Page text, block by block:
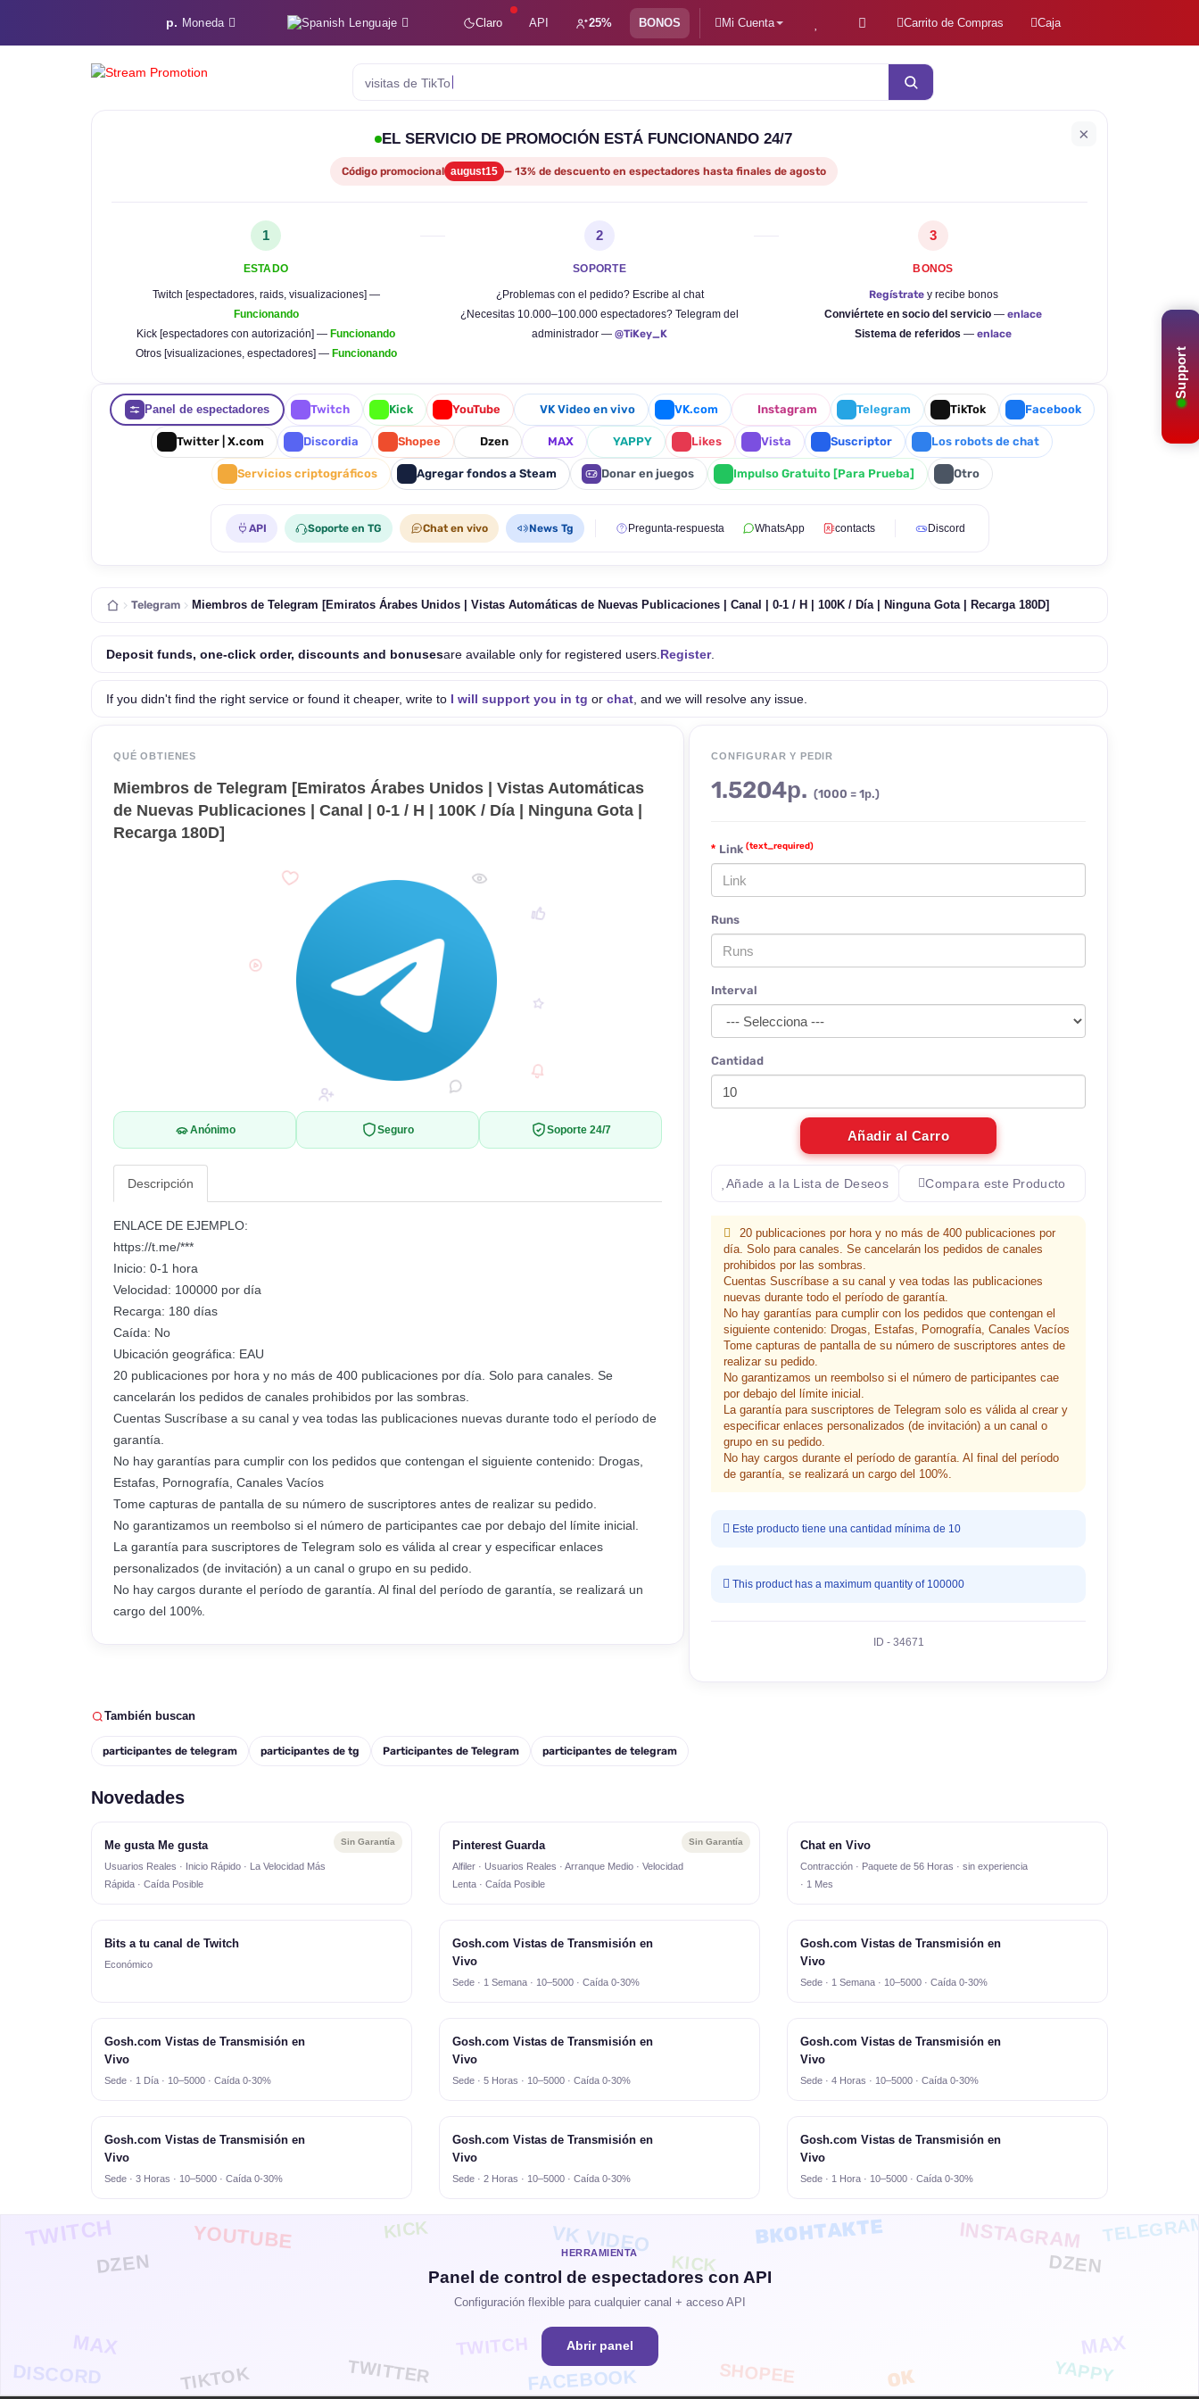
Support
р. Moneda Lenguaje Claro API 25% BONOS Mi Cuenta Carrito de Compras Caja
visitas de TikTok
×
EL SERVICIO DE PROMOCIÓN ESTÁ FUNCIONANDO 24/7
Código promocional august15 — 13% de descuento en espectadores hasta finales de agosto
1
ESTADO
Twitch [espectadores, raids, visualizaciones] —
Funcionando
Kick [espectadores con autorización] — Funcionando
Otros [visualizaciones, espectadores] — Funcionando
2
SOPORTE
¿Problemas con el pedido? Escribe al chat
¿Necesitas 10.000–100.000 espectadores? Telegram del
administrador — @TiKey_K
3
BONOS
Regístratey recibe bonos
Conviértete en socio del servicio — enlace
Sistema de referidos — enlace
Panel de espectadores Twitch Kick YouTube VK Video en vivo VK.com Instagram Telegram TikTok Facebook
Twitter | X.com Discordia Shopee Dzen MAX YAPPY Likes Vista Suscriptor Los robots de chat
Servicios criptográficos Agregar fondos a Steam Donar en juegos Impulso Gratuito [Para Prueba] Otro
API Soporte en TG Chat en vivo News Tg Pregunta-respuesta WhatsApp contacts Discord
Telegram Miembros de Telegram [Emiratos Árabes Unidos | Vistas Automáticas de Nuevas Publicaciones | Canal | 0-1 / H | 100K / Día | Ninguna Gota | Recarga 180D]
Deposit funds, one-click order, discounts and bonusesare available only for registered users. Register.
If you didn't find the right service or found it cheaper, write to I will support you in tg or chat , and we will resolve any issue.
QUÉ OBTIENES
Miembros de Telegram [Emiratos Árabes Unidos | Vistas Automáticas
de Nuevas Publicaciones | Canal | 0-1 / H | 100K / Día | Ninguna Gota |
Recarga 180D]
Anónimo Seguro Soporte 24/7
Descripción
ENLACE DE EJEMPLO:
https://t.me/***
Inicio: 0-1 hora
Velocidad: 100000 por día
Recarga: 180 días
Caída: No
Ubicación geográfica: EAU
20 publicaciones por hora y no más de 400 publicaciones por día. Solo para canales. Se
cancelarán los pedidos de canales prohibidos por las sombras.
Cuentas Suscríbase a su canal y vea todas las publicaciones nuevas durante todo el período de
garantía.
No hay garantías para cumplir con los pedidos que contengan el siguiente contenido: Drogas,
Estafas, Pornografía, Canales Vacíos
Tome capturas de pantalla de su número de suscriptores antes de realizar su pedido.
No garantizamos un reembolso si el número de participantes cae por debajo del límite inicial.
La garantía para suscriptores de Telegram solo es válida al crear y especificar enlaces
personalizados (de invitación) a un canal o grupo en su pedido.
No hay cargos durante el período de garantía. Al final del período de garantía, se realizará un
cargo del 100%.
CONFIGURAR Y PEDIR
1.5204р. (1000 = 1р.)
Link (text_required)
Runs
Interval
Cantidad
Añadir al Carro
Añade a la Lista de Deseos Compara este Producto
20 publicaciones por hora y no más de 400 publicaciones por
día. Solo para canales. Se cancelarán los pedidos de canales
prohibidos por las sombras.
Cuentas Suscríbase a su canal y vea todas las publicaciones
nuevas durante todo el período de garantía.
No hay garantías para cumplir con los pedidos que contengan el
siguiente contenido: Drogas, Estafas, Pornografía, Canales Vacíos
Tome capturas de pantalla de su número de suscriptores antes de
realizar su pedido.
No garantizamos un reembolso si el número de participantes cae
por debajo del límite inicial.
La garantía para suscriptores de Telegram solo es válida al crear y
especificar enlaces personalizados (de invitación) a un canal o
grupo en su pedido.
No hay cargos durante el período de garantía. Al final del período
de garantía, se realizará un cargo del 100%.
Este producto tiene una cantidad mínima de 10
This product has a maximum quantity of 100000
ID - 34671
También buscan
participantes de telegram participantes de tg Participantes de Telegram participantes de telegram
Novedades
Sin Garantía
Me gusta Me gusta
Usuarios Reales · Inicio Rápido · La Velocidad Más
Rápida · Caída Posible
Sin Garantía
Pinterest Guarda
Alfiler · Usuarios Reales · Arranque Medio · Velocidad
Lenta · Caída Posible
Chat en Vivo
Contracción · Paquete de 56 Horas · sin experiencia
· 1 Mes
Bits a tu canal de Twitch
Económico
Gosh.com Vistas de Transmisión en
Vivo
Sede · 1 Semana · 10–5000 · Caída 0-30%
Gosh.com Vistas de Transmisión en
Vivo
Sede · 1 Semana · 10–5000 · Caída 0-30%
Gosh.com Vistas de Transmisión en
Vivo
Sede · 1 Día · 10–5000 · Caída 0-30%
Gosh.com Vistas de Transmisión en
Vivo
Sede · 5 Horas · 10–5000 · Caída 0-30%
Gosh.com Vistas de Transmisión en
Vivo
Sede · 4 Horas · 10–5000 · Caída 0-30%
Gosh.com Vistas de Transmisión en
Vivo
Sede · 3 Horas · 10–5000 · Caída 0-30%
Gosh.com Vistas de Transmisión en
Vivo
Sede · 2 Horas · 10–5000 · Caída 0-30%
Gosh.com Vistas de Transmisión en
Vivo
Sede · 1 Hora · 10–5000 · Caída 0-30%
TWITCH YOUTUBE KICK VK VIDEO ВКОНТАКТЕ INSTAGRAM
DISCORD TIKTOK TWITTER FACEBOOK SHOPEE ОК YAPPY
DZEN
MAX
DZEN
MAX
KICK
TWITCH
HERRAMIENTA
Panel de control de espectadores con API
Configuración flexible para cualquier canal + acceso API
Abrir panel